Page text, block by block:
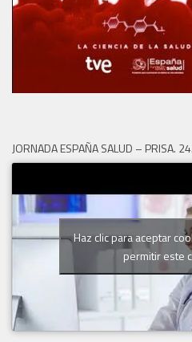
JORNADA ESPAÑA SALUD – PRISA.
Haz clic para aceptar
permitir este